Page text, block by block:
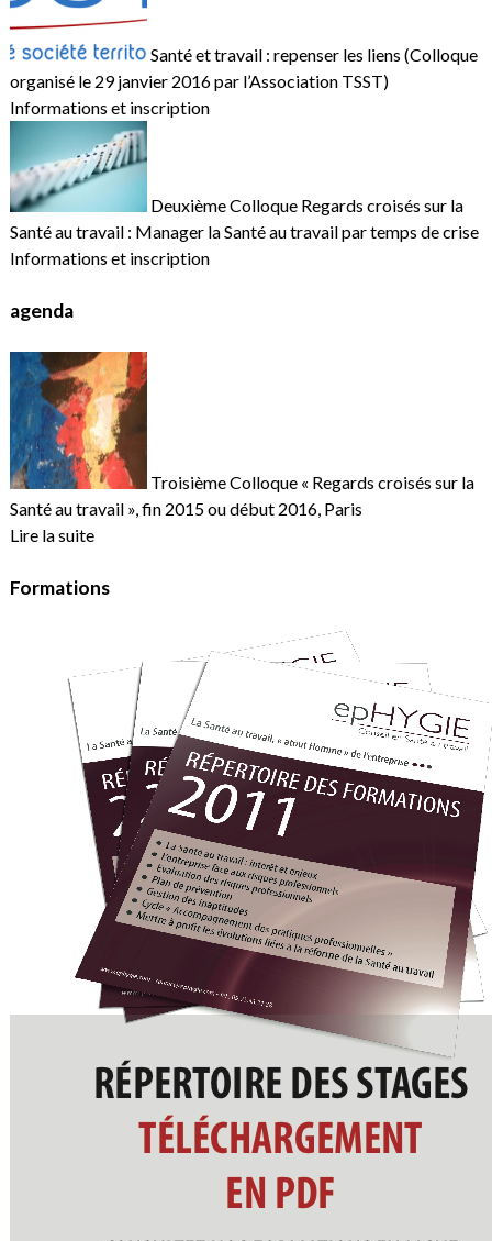
Santé et travail : repenser les liens (Colloque
organisé le 29 janvier 2016 par l’Association TSST)
Informations et inscription
Deuxième Colloque Regards croisés sur la
Santé au travail : Manager la Santé au travail par temps de crise
Informations et inscription
agenda
Troisième Colloque « Regards croisés sur la
Santé au travail », fin 2015 ou début 2016, Paris
Lire la suite
Formations